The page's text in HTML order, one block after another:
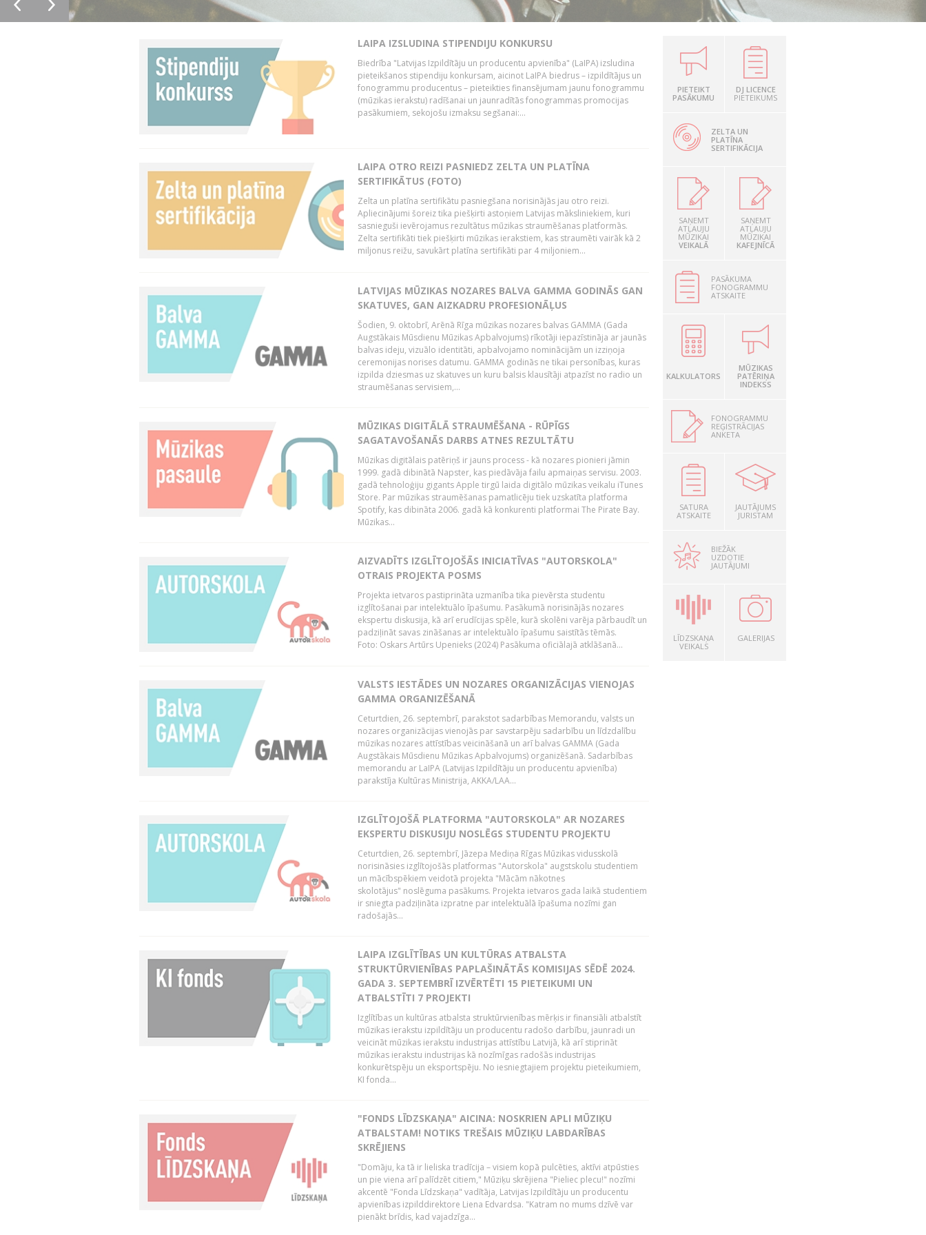
LAIPA IZSLUDINA STIPENDIJU KONKURSU
Biedrība "Latvijas Izpildītāju un producentu apvienība" (LaIPA) izsludina
pieteikšanos stipendiju konkursam, aicinot LaIPA biedrus – izpildītājus un
fonogrammu producentus – pieteikties finansējumam jaunu fonogrammu
(mūzikas ierakstu) radīšanai un jaunradītās fonogrammas promocijas
pasākumiem, sekojošu izmaksu segšanai:...
LAIPA OTRO REIZI PASNIEDZ ZELTA UN PLATĪNA
SERTIFIKĀTUS (FOTO)
Zelta un platīna sertifikātu pasniegšana norisinājās jau otro reizi.
Apliecinājumi šoreiz tika piešķirti astoņiem Latvijas māksliniekiem, kuri
sasnieguši ievērojamus rezultātus mūzikas straumēšanas platformās.
Zelta sertifikāti tiek piešķirti mūzikas ierakstiem, kas straumēti vairāk kā 2
miljonus reižu, savukārt platīna sertifikāti par 4 miljoniem...
LATVIJAS MŪZIKAS NOZARES BALVA GAMMA GODINĀS GAN
SKATUVES, GAN AIZKADRU PROFESIONĀĻUS
Šodien, 9. oktobrī, Arēnā Rīga mūzikas nozares balvas GAMMA (Gada
Augstākais Mūsdienu Mūzikas Apbalvojums) rīkotāji iepazīstināja ar jaunās
balvas ideju, vizuālo identitāti, apbalvojamo nominācijām un izziņoja
ceremonijas norises datumu. GAMMA godinās ne tikai personības, kuras
izpilda dziesmas uz skatuves un kuru balsis klausītāji atpazīst no radio un
straumēšanas servisiem,...
MŪZIKAS DIGITĀLĀ STRAUMĒŠANA - RŪPĪGS
SAGATAVOŠANĀS DARBS ATNES REZULTĀTU
Mūzikas digitālais patēriņš ir jauns process - kā nozares pionieri jāmin
1999. gadā dibinātā Napster, kas piedāvāja failu apmaiņas servisu. 2003.
gadā tehnoloģiju gigants Apple tirgū laida digitālo mūzikas veikalu iTunes
Store. Par mūzikas straumēšanas pamatlicēju tiek uzskatīta platforma
Spotify, kas dibināta 2006. gadā kā konkurenti platformai The Pirate Bay.
Mūzikas...
AIZVADĪTS IZGLĪTOJOŠĀS INICIATĪVAS "AUTORSKOLA"
OTRAIS PROJEKTA POSMS
Projekta ietvaros pastiprināta uzmanība tika pievērsta studentu
izglītošanai par intelektuālo īpašumu. Pasākumā norisinājās nozares
ekspertu diskusija, kā arī erudīcijas spēle, kurā skolēni varēja pārbaudīt un
padziļināt savas zināšanas ar intelektuālo īpašumu saistītās tēmās.
Foto: Oskars Artūrs Upenieks (2024) Pasākuma oficiālajā atklāšanā...
VALSTS IESTĀDES UN NOZARES ORGANIZĀCIJAS VIENOJAS
GAMMA ORGANIZĒŠANĀ
Ceturtdien, 26. septembrī, parakstot sadarbības Memorandu, valsts un
nozares organizācijas vienojās par savstarpēju sadarbību un līdzdalību
mūzikas nozares attīstības veicināšanā un arī balvas GAMMA (Gada
Augstākais Mūsdienu Mūzikas Apbalvojums) organizēšanā. Sadarbības
memorandu ar LaIPA (Latvijas Izpildītāju un producentu apvienība)
parakstīja Kultūras Ministrija, AKKA/LAA...
IZGLĪTOJOŠĀ PLATFORMA "AUTORSKOLA" AR NOZARES
EKSPERTU DISKUSIJU NOSLĒGS STUDENTU PROJEKTU
Ceturtdien, 26. septembrī, Jāzepa Mediņa Rīgas Mūzikas vidusskolā
norisināsies izglītojošās platformas "Autorskola" augstskolu studentiem
un mācībspēkiem veidotā projekta "Mācām nākotnes
skolotājus" noslēguma pasākums. Projekta ietvaros gada laikā studentiem
ir sniegta padziļināta izpratne par intelektuālā īpašuma nozīmi gan
radošajās...
LAIPA IZGLĪTĪBAS UN KULTŪRAS ATBALSTA
STRUKTŪRVIENĪBAS PAPLAŠINĀTĀS KOMISIJAS SĒDĒ 2024.
GADA 3. SEPTEMBRĪ IZVĒRTĒTI 15 PIETEIKUMI UN
ATBALSTĪTI 7 PROJEKTI
Izglītības un kultūras atbalsta struktūrvienības mērķis ir finansiāli atbalstīt
mūzikas ierakstu izpildītāju un producentu radošo darbību, jaunradi un
veicināt mūzikas ierakstu industrijas attīstību Latvijā, kā arī stiprināt
mūzikas ierakstu industrijas kā nozīmīgas radošās industrijas
konkurētspēju un eksportspēju. No iesniegtajiem projektu pieteikumiem,
KI fonda...
"FONDS LĪDZSKAŅA" AICINA: NOSKRIEN APLI MŪZIĶU
ATBALSTAM! NOTIKS TREŠAIS MŪZIĶU LABDARĪBAS
SKRĒJIENS
"Domāju, ka tā ir lieliska tradīcija – visiem kopā pulcēties, aktīvi atpūsties
un pie viena arī palīdzēt citiem," Mūziķu skrējiena "Pieliec plecu!" nozīmi
akcentē "Fonda Līdzskaņa" vadītāja, Latvijas Izpildītāju un producentu
apvienības izpilddirektore Liena Edvardsa. "Katram no mums dzīvē var
pienākt brīdis, kad vajadzīga...
PIETEIKT
PASĀKUMU
DJ LICENCE
PIETEIKUMS
ZELTA UN
PLATĪNA
SERTIFIKĀCIJA
SAŅEMT
ATĻAUJU
MŪZIKAI
VEIKALĀ
SAŅEMT
ATĻAUJU
MŪZIKAI
KAFEJNĪCĀ
PASĀKUMA
FONOGRAMMU
ATSKAITE
KALKULATORS
MŪZIKAS
PATĒRIŅA
INDEKSS
FONOGRAMMU
REĢISTRĀCIJAS
ANKETA
SATURA
ATSKAITE
JAUTĀJUMS
JURISTAM
BIEŽĀK
UZDOTIE
JAUTĀJUMI
LĪDZSKAŅA
VEIKALS
GALERIJAS